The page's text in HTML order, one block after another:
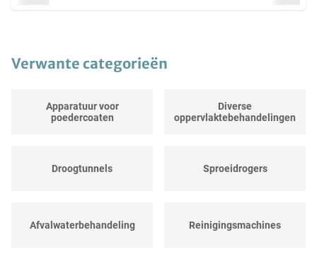
Verwante categorieën
Apparatuur voor
poedercoaten
Diverse
oppervlaktebehandelingen
Droogtunnels Sproeidrogers
Afvalwaterbehandeling Reinigingsmachines